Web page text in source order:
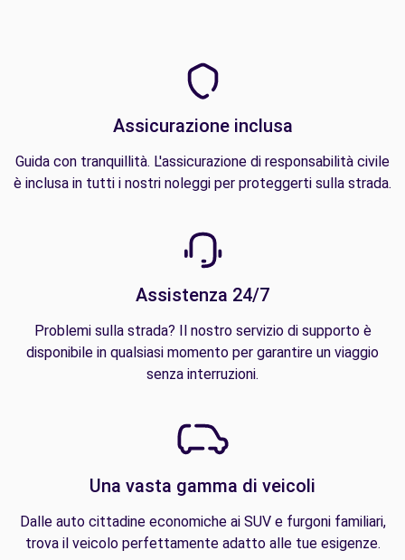
Assicurazione inclusa
Guida con tranquillità. L'assicurazione di responsabilità civile
è inclusa in tutti i nostri noleggi per proteggerti sulla strada.
Assistenza 24/7
Problemi sulla strada? Il nostro servizio di supporto è
disponibile in qualsiasi momento per garantire un viaggio
senza interruzioni.
Una vasta gamma di veicoli
Dalle auto cittadine economiche ai SUV e furgoni familiari,
trova il veicolo perfettamente adatto alle tue esigenze.